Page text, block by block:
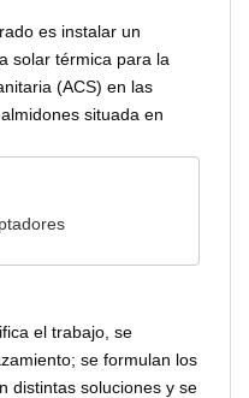
es instalar un
solar térmica para la
(ACS) en las
situada en
el trabajo, se
se formulan los
distintas soluciones y se